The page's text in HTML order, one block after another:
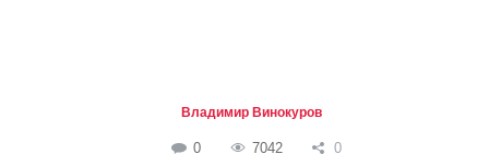
Владимир Винокуров
0 7042 0